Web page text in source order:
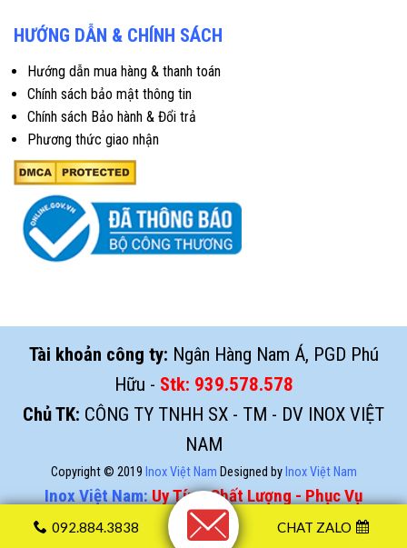
092.884.3838 CHAT ZALO
HƯỚNG DẪN & CHÍNH SÁCH
Hướng dẫn mua hàng & thanh toán
Chính sách bảo mật thông tin
Chính sách Bảo hành & Đổi trả
Phương thức giao nhận
Tài khoản công ty: Ngân Hàng Nam Á, PGD Phú
Hữu - Stk: 939.578.578
Chủ TK: CÔNG TY TNHH SX - TM - DV INOX VIỆT
NAM
Copyright © 2019 Inox Việt Nam Designed by Inox Việt Nam
Inox Việt Nam:Uy Tín - Chất Lượng - Phục Vụ